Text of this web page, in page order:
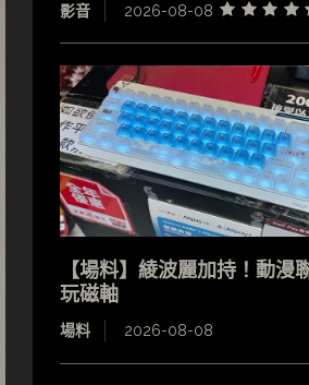
影音 2026-08-08
【場料】綾波麗加持！動漫
玩磁軸
場料 2026-08-08